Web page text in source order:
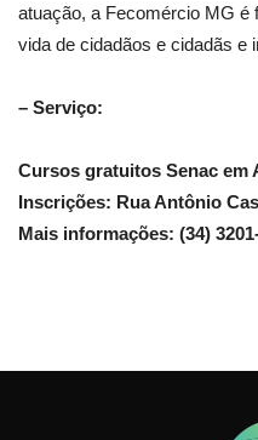
atuação, a Fecomércio MG é
vida de cidadãos e cidadãs e
– Serviço:
Cursos gratuitos Senac em
Inscrições: Rua Antônio
Mais informações: (34)